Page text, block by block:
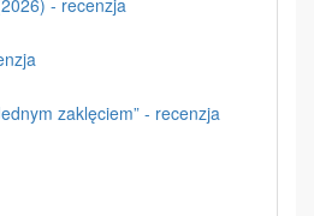
- recenzja
zaklęciem” - recenzja